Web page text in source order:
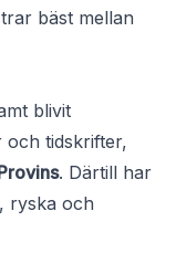
bäst mellan
blivit
och tidskrifter,
. Därtill har
ryska och